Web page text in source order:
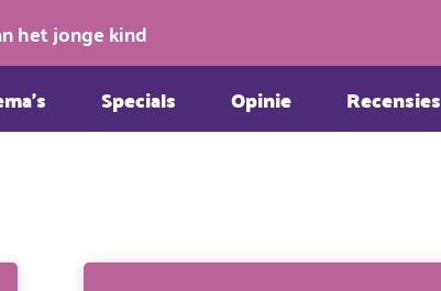
het jonge kind
Specials Opinie Recensies